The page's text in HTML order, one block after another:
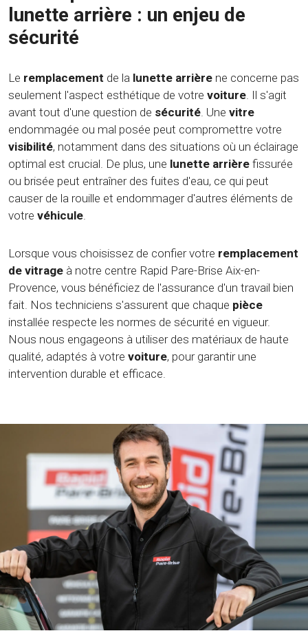
lunette arrière : un enjeu de
sécurité
Le remplacement de la lunette arrière ne concerne pas
seulement l'aspect esthétique de votre voiture. Il s'agit
avant tout d'une question de sécurité. Une vitre
endommagée ou mal posée peut compromettre votre
visibilité, notamment dans des situations où un éclairage
optimal est crucial. De plus, une lunette arrière fissurée
ou brisée peut entraîner des fuites d'eau, ce qui peut
causer de la rouille et endommager d'autres éléments de
votre véhicule.
Lorsque vous choisissez de confier votre remplacement
de vitrage à notre centre Rapid Pare-Brise Aix-en-
Provence, vous bénéficiez de l'assurance d'un travail bien
fait. Nos techniciens s'assurent que chaque pièce
installée respecte les normes de sécurité en vigueur.
Nous nous engageons à utiliser des matériaux de haute
qualité, adaptés à votre voiture, pour garantir une
intervention durable et efficace.